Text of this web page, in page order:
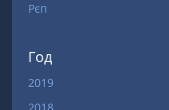
Рєп
Год
2019